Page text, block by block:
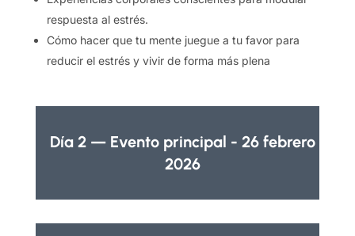
respuesta al estrés.
Cómo hacer que tu mente juegue a tu favor para
reducir el estrés y vivir de forma más plena
Día 2 — Evento principal - 26 febrero
2026